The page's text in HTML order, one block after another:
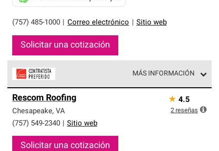
(757) 485-1000 Correo electrónico Sitio web
Solicitar una cotización
MÁS INFORMACIÓN
parte de una red exclusiva de profesionales de techos
que cumplen con altos estándares y requisitos estrictos
de profesionalismo y confiabilidad.
Rescom Roofing
Chesapeake, VA
(757) 549-2340
Sitio web
Solicitar una cotización
★ 4.5
2 reseñas